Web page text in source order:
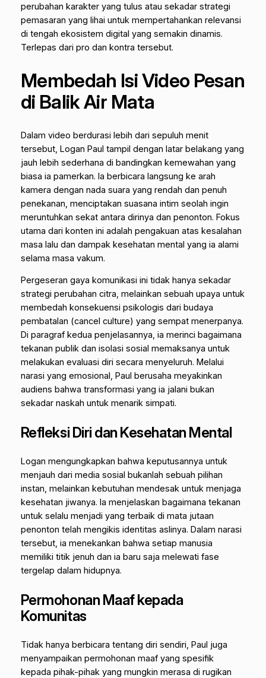
perubahan karakter yang tulus atau sekadar strategi
pemasaran yang lihai untuk mempertahankan relevansi
di tengah ekosistem digital yang semakin dinamis.
Terlepas dari pro dan kontra tersebut.
Membedah Isi Video Pesan
di Balik Air Mata
Dalam video berdurasi lebih dari sepuluh menit
tersebut, Logan Paul tampil dengan latar belakang yang
jauh lebih sederhana di bandingkan kemewahan yang
biasa ia pamerkan. Ia berbicara langsung ke arah
kamera dengan nada suara yang rendah dan penuh
penekanan, menciptakan suasana intim seolah ingin
meruntuhkan sekat antara dirinya dan penonton. Fokus
utama dari konten ini adalah pengakuan atas kesalahan
masa lalu dan dampak kesehatan mental yang ia alami
selama masa vakum.
Pergeseran gaya komunikasi ini tidak hanya sekadar
strategi perubahan citra, melainkan sebuah upaya untuk
membedah konsekuensi psikologis dari budaya
pembatalan (cancel culture) yang sempat menerpanya.
Di paragraf kedua penjelasannya, ia merinci bagaimana
tekanan publik dan isolasi sosial memaksanya untuk
melakukan evaluasi diri secara menyeluruh. Melalui
narasi yang emosional, Paul berusaha meyakinkan
audiens bahwa transformasi yang ia jalani bukan
sekadar naskah untuk menarik simpati.
Refleksi Diri dan Kesehatan Mental
Logan mengungkapkan bahwa keputusannya untuk
menjauh dari media sosial bukanlah sebuah pilihan
instan, melainkan kebutuhan mendesak untuk menjaga
kesehatan jiwanya. Ia menjelaskan bagaimana tekanan
untuk selalu menjadi yang terbaik di mata jutaan
penonton telah mengikis identitas aslinya. Dalam narasi
tersebut, ia menekankan bahwa setiap manusia
memiliki titik jenuh dan ia baru saja melewati fase
tergelap dalam hidupnya.
Permohonan Maaf kepada
Komunitas
Tidak hanya berbicara tentang diri sendiri, Paul juga
menyampaikan permohonan maaf yang spesifik
kepada pihak-pihak yang mungkin merasa di rugikan